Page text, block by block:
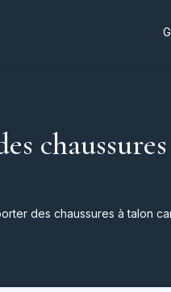
des chaussures à talon